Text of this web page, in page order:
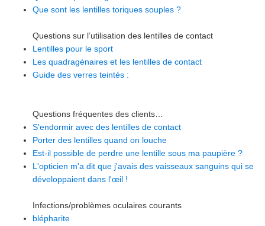
Que sont les lentilles toriques souples ?
Questions sur l’utilisation des lentilles de contact
Lentilles pour le sport
Les quadragénaires et les lentilles de contact
Guide des verres teintés :
Questions fréquentes des clients…
S'endormir avec des lentilles de contact
Porter des lentilles quand on louche
Est-il possible de perdre une lentille sous ma paupière ?
L'opticien m'a dit que j'avais des vaisseaux sanguins qui se
développaient dans l'œil !
Infections/problèmes oculaires courants
blépharite